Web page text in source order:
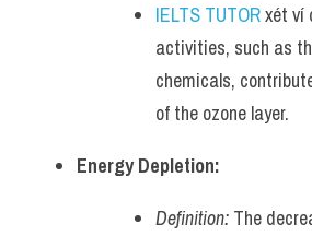
IELTS TUTOR xét ví
activities, such as
chemicals,
of the ozone layer.
Energy Depletion:
Definition: The